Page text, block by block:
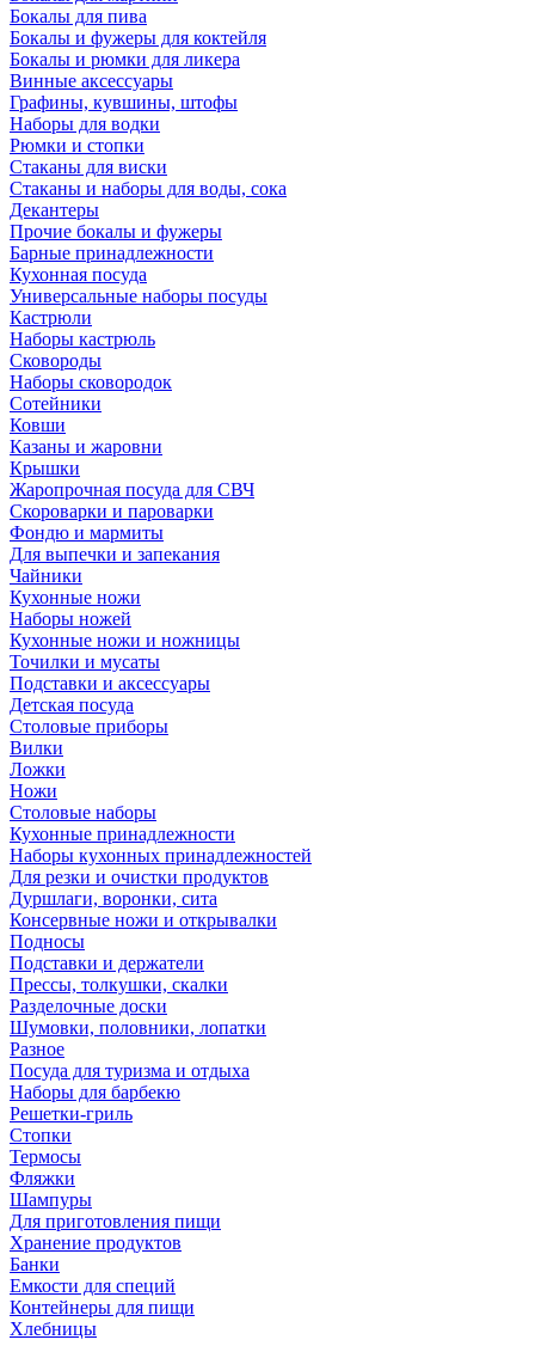
Бокалы для пива
Бокалы и фужеры для коктейля
Бокалы и рюмки для ликера
Винные аксессуары
Графины, кувшины, штофы
Наборы для водки
Рюмки и стопки
Стаканы для виски
Стаканы и наборы для воды, сока
Декантеры
Прочие бокалы и фужеры
Барные принадлежности
Кухонная посуда
Универсальные наборы посуды
Кастрюли
Наборы кастрюль
Сковороды
Наборы сковородок
Сотейники
Ковши
Казаны и жаровни
Крышки
Жаропрочная посуда для СВЧ
Скороварки и пароварки
Фондю и мармиты
Для выпечки и запекания
Чайники
Кухонные ножи
Наборы ножей
Кухонные ножи и ножницы
Точилки и мусаты
Подставки и аксессуары
Детская посуда
Столовые приборы
Вилки
Ложки
Ножи
Столовые наборы
Кухонные принадлежности
Наборы кухонных принадлежностей
Для резки и очистки продуктов
Дуршлаги, воронки, сита
Консервные ножи и открывалки
Подносы
Подставки и держатели
Прессы, толкушки, скалки
Разделочные доски
Шумовки, половники, лопатки
Разное
Посуда для туризма и отдыха
Наборы для барбекю
Решетки-гриль
Стопки
Термосы
Фляжки
Шампуры
Для приготовления пищи
Хранение продуктов
Банки
Емкости для специй
Контейнеры для пищи
Хлебницы